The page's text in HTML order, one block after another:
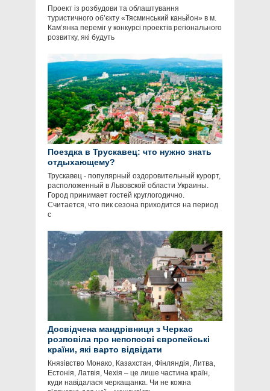
Проект із розбудови та облаштування
туристичного об’єкту «Тясминський каньйон» в м.
Кам’янка переміг у конкурсі проектів регіонального
розвитку, які будуть
Поездка в Трускавец: что нужно знать
отдыхающему?
Трускавец - популярный оздоровительный курорт,
расположенный в Львовской области Украины.
Город принимает гостей круглогодично.
Считается, что пик сезона приходится на период
с
Досвідчена мандрівниця з Черкас
розповіла про непопсові європейські
країни, які варто відвідати
Князівство Монако, Казахстан, Фінляндія, Литва,
Естонія, Латвія, Чехія – це лише частина країн,
куди навідалася черкащанка. Чи не кожна